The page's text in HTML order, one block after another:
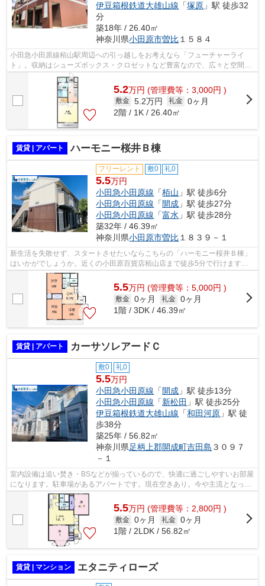
伊豆箱根鉄道大雄山線 「塚原 」駅 徒歩32
分
築18年 / 26.40㎡
神奈川県小田原市曽比 １５８４
小田急小田原線栢山駅周辺への引っ越しをお考えなら「フューチャーライ
ト」。収納はシューズボックス・クロゼットなど豊富なので、広々と空間を
利用することも可能です。室内設備は洗...
5.2万円 (管理費等：3,000円 )
敷金 5.2万円 礼金 0ヶ月
2階 / 1K / 26.40㎡
賃貸 | アパート ハーモニー桜井Ｂ棟
フリーレント 敷0 礼0
5.5万円
小田急小田原線 「栢山 」駅 徒歩6分
小田急小田原線 「開成 」駅 徒歩27分
小田急小田原線 「富水 」駅 徒歩28分
築32年 / 46.39㎡
神奈川県小田原市曽比 １８３９－１
新生活を失敗せず、スタートさせたいならこちらの「ハーモニー桜井Ｂ棟」
はいかがでしょうか。近くの小田原百貨店栢山店まで徒歩5分で行けます。
小田原市エリアや小田急小田原線栢山付...
5.5万円 (管理費等：5,000円 )
敷金 0ヶ月 礼金 0ヶ月
1階 / 3DK / 46.39㎡
賃貸 | アパート カーサソレアードＣ
敷0 礼0
5.5万円
小田急小田原線 「開成 」駅 徒歩13分
小田急小田原線 「新松田 」駅 徒歩25分
伊豆箱根鉄道大雄山線 「和田河原 」駅 徒
歩38分
築25年 / 56.82㎡
神奈川県足柄上郡開成町吉田島 ３０９７
－１
室内設備は追い焚き・BSなどが揃っているので、快適に過ごしやすいお部屋
になります。駐車場があるアパートです。現在空きあり。今や主流となって
いる、フローリングのアパートです。...
5.5万円 (管理費等：2,800円 )
敷金 0ヶ月 礼金 0ヶ月
1階 / 2LDK / 56.82㎡
賃貸 | マンション エタニティローズ